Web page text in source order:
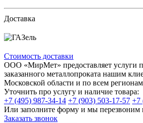
Доставка
Стоимость доставки
ООО «МирМет» предоставляет услуги
заказанного металлопроката нашим
Московской области и по всем
Уточнить про услугу и наличие товара:
+7 (495) 987-34-14 +7 (903) 503-17-57 +7
Или заполните форму и мы перезвоним
Заказать звонок